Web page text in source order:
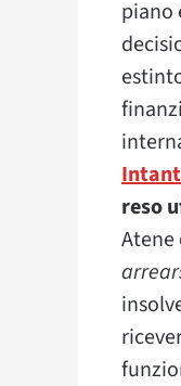
piano
reso
Atene